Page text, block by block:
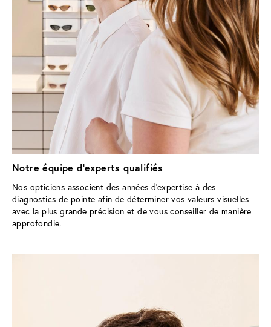
Notre équipe d'experts qualifiés
Nos opticiens associent des années d'expertise à des
diagnostics de pointe afin de déterminer vos valeurs visuelles
avec la plus grande précision et de vous conseiller de manière
approfondie.